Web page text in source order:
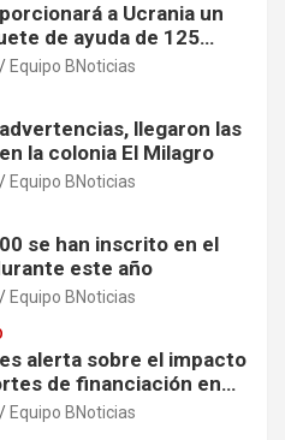
a Ucrania un
de ayuda de 125
euros
Equipo BNoticias
llegaron las
la colonia El Milagro
Equipo BNoticias
se han inscrito en el
este año
Equipo BNoticias
alerta sobre el impacto
de financiación en
que apoyan a
Equipo BNoticias